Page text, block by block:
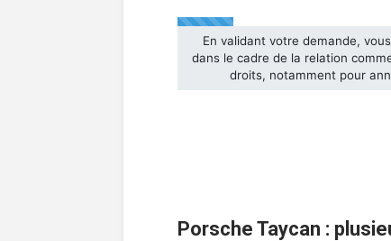
Porsche Taycan :